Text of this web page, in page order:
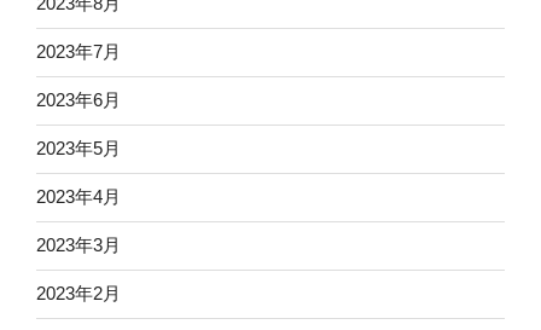
2023年7月
2023年6月
2023年5月
2023年4月
2023年3月
2023年2月